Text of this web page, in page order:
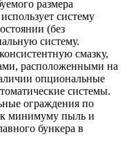
размера
систему
(без
систему.
смазку,
расположенными на
опциональные
системы.
ограждения по
к минимуму пыль и
бункера в